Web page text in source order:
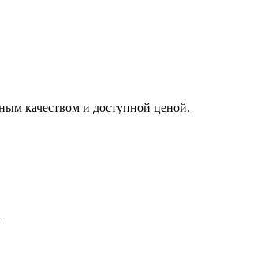
качеством и доступной ценой.